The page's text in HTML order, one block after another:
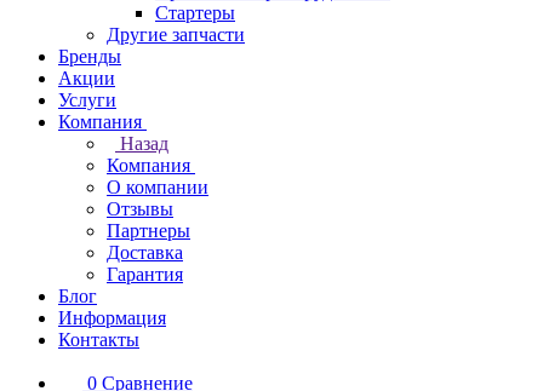
Стартеры
Другие запчасти
Бренды
Акции
Услуги
Компания
Назад
Компания
О компании
Отзывы
Партнеры
Доставка
Гарантия
Блог
Информация
Контакты
0 Сравнение